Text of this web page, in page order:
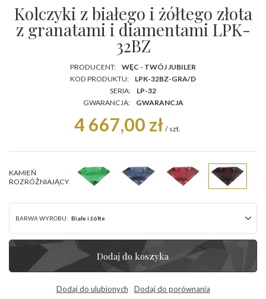
Kolczyki z białego i żółtego złota
z granatami i diamentami LPK-
32BZ
PRODUCENT:
WĘC - TWÓJ JUBILER
KOD PRODUKTU:
LPK-32BZ-GRA/D
SERIA:
LP-32
GWARANCJA:
GWARANCJA
4 667,00 zł / szt.
KAMIEŃ
ROZRÓŻNIAJĄCY
BARWA WYROBU: Białe i żółte
Dodaj do koszyka
Dodaj do ulubionych Dodaj do porównania